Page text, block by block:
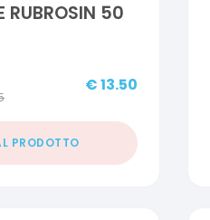
RUBROSIN 50
€13.50
PRODOTTO